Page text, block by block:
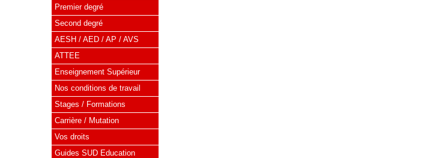
Premier degré
Second degré
AESH / AED / AP / AVS
ATTEE
Enseignement Supérieur
Nos conditions de travail
Stages / Formations
Carrière / Mutation
Vos droits
Guides SUD Education